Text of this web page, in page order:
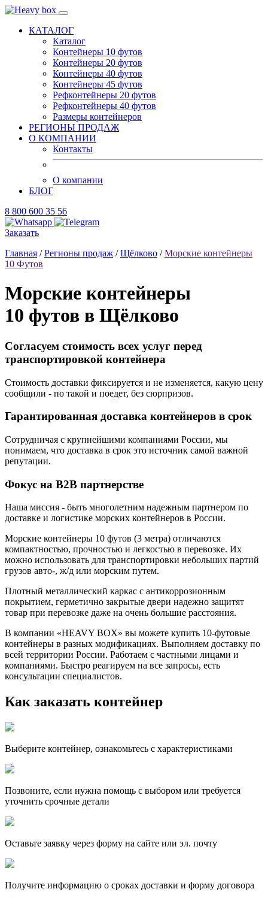
КАТАЛОГ
Каталог
Контейнеры 10 футов
Контейнеры 20 футов
Контейнеры 40 футов
Контейнеры 45 футов
Рефконтейнеры 20 футов
Рефконтейнеры 40 футов
Размеры контейнеров
РЕГИОНЫ ПРОДАЖ
О КОМПАНИИ
Контакты
О компании
БЛОГ
8 800 600 35 56
Заказать
Главная /Регионы продаж /Щёлково /Морские контейнеры
10 Футов
Морские контейнеры
10 футов в Щёлково
Согласуем стоимость всех услуг перед
транспортировкой контейнера
Стоимость доставки фиксируется и не изменяется, какую цену
сообщили - по такой и поедет, без сюрпризов.
Гарантированная доставка контейнеров в срок
Сотрудничая с крупнейшими компаниями России, мы
понимаем, что доставка в срок это источник самой важной
репутации.
Фокус на B2B партнерстве
Наша миссия - быть многолетним надежным партнером по
доставке и логистике морских контейнеров в России.
Морские контейнеры 10 футов (3 метра) отличаются
компактностью, прочностью и легкостью в перевозке. Их
можно использовать для транспортировки небольших партий
грузов авто-, ж/д или морским путем.
Плотный металлический каркас с антикоррозионным
покрытием, герметично закрытые двери надежно защитят
товар при перевозке даже на очень большие расстояния.
В компании «HEAVY BOX» вы можете купить 10-футовые
контейнеры в разных модификациях. Выполняем доставку по
всей территории России. Работаем с частными лицами и
компаниями. Быстро реагируем на все запросы, есть
консультации специалистов.
Как заказать контейнер
Выберите контейнер, ознакомьтесь с характеристиками
Позвоните, если нужна помощь с выбором или требуется
уточнить срочные детали
Оставьте заявку через форму на сайте или эл. почту
Получите информацию о сроках доставки и форму договора